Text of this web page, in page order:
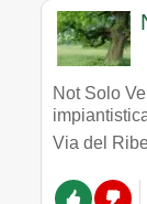
Not Solo
Via del